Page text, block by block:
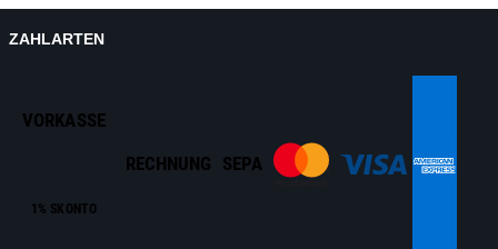
ZAHLARTEN
VORKASSE
1% SKONTO
RECHNUNG SEPA